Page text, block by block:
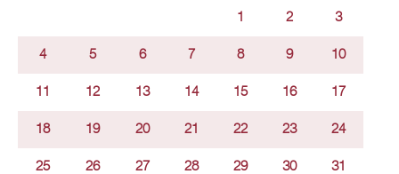
1 2 3
4 5 6 7 8 9 10
11 12 13 14 15 16 17
18 19 20 21 22 23 24
25 26 27 28 29 30 31